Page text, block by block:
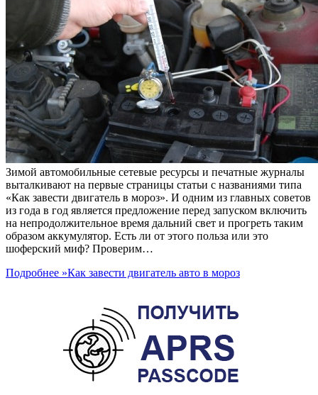
Зимой автомобильные сетевые ресурсы и печатные журналы
выталкивают на первые страницы статьи с названиями типа
«Как завести двигатель в мороз». И одним из главных советов
из года в год является предложение перед запуском включить
на непродолжительное время дальний свет и прогреть таким
образом аккумулятор. Есть ли от этого польза или это
шоферский миф? Проверим…
Подробнее »Как завести двигатель авто в мороз